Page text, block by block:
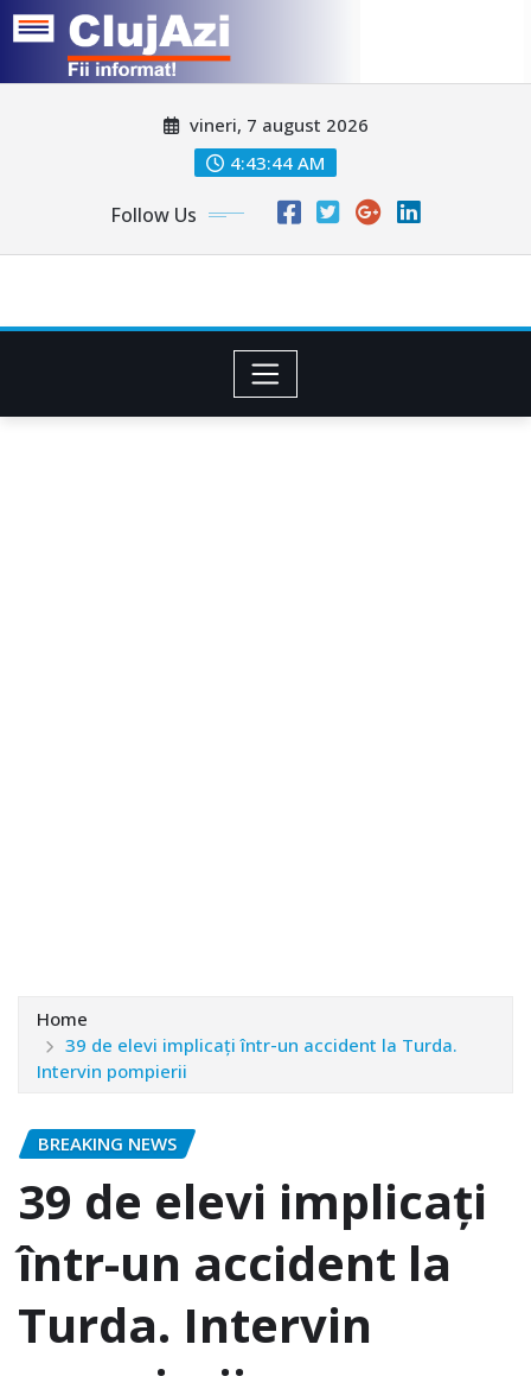
vineri, 7 august 2026
4:43:47 AM
Follow Us
Home
39 de elevi implicați într-un accident la Turda.
Intervin pompierii
BREAKING NEWS
39 de elevi implicați
într-un accident la
Turda. Intervin